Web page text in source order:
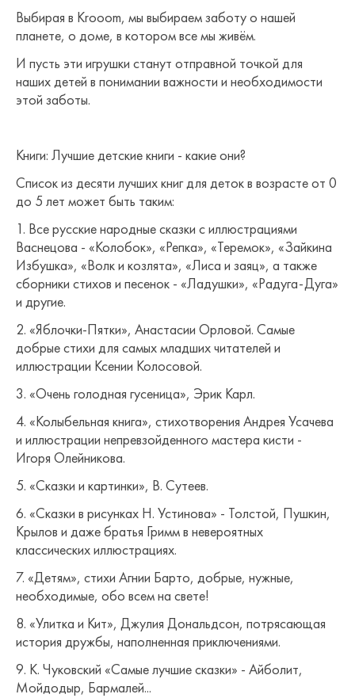
Выбирая в Krooom, мы выбираем заботу о нашей
планете, о доме, в котором все мы живём.
И пусть эти игрушки станут отправной точкой для
наших детей в понимании важности и необходимости
этой заботы.
Книги: Лучшие детские книги - какие они?
Список из десяти лучших книг для деток в возрасте от 0
до 5 лет может быть таким:
1. Все русские народные сказки с иллюстрациями
Васнецова - «Колобок», «Репка», «Теремок», «Зайкина
Избушка», «Волк и козлята», «Лиса и заяц», а также
сборники стихов и песенок - «Ладушки», «Радуга-Дуга»
и другие.
2. «Яблочки-Пятки», Анастасии Орловой. Самые
добрые стихи для самых младших читателей и
иллюстрации Ксении Колосовой.
3. «Очень голодная гусеница», Эрик Карл.
4. «Колыбельная книга», стихотворения Андрея Усачева
и иллюстрации непревзойденного мастера кисти -
Игоря Олейникова.
5. «Сказки и картинки», В. Сутеев.
6. «Сказки в рисунках Н. Устинова» - Толстой, Пушкин,
Крылов и даже братья Гримм в невероятных
классических иллюстрациях.
7. «Детям», стихи Агнии Барто, добрые, нужные,
необходимые, обо всем на свете!
8. «Улитка и Кит», Джулия Дональдсон, потрясающая
история дружбы, наполненная приключениями.
9. К. Чуковский «Самые лучшие сказки» - Айболит,
Мойдодыр, Бармалей...